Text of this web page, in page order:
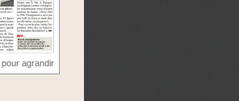
agrandir